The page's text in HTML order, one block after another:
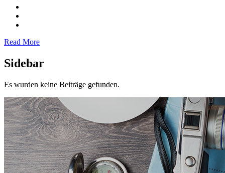
Read More
Sidebar
Es wurden keine Beiträge gefunden.